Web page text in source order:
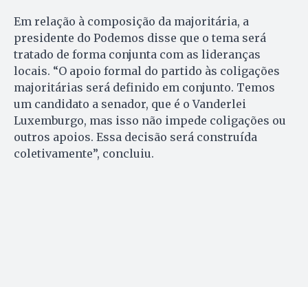
Em relação à composição da majoritária, a
presidente do Podemos disse que o tema será
tratado de forma conjunta com as lideranças
locais. “O apoio formal do partido às coligações
majoritárias será definido em conjunto. Temos
um candidato a senador, que é o Vanderlei
Luxemburgo, mas isso não impede coligações ou
outros apoios. Essa decisão será construída
coletivamente”, concluiu.